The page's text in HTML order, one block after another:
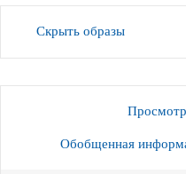
Скрыть образы
Обобщенная